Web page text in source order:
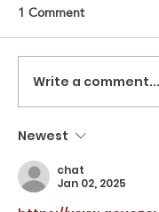
السورية حكمة
الشلل النصفي
1 Comment
Write a comment...
Newest
chat
Jan 02, 2025